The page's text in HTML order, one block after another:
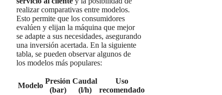
realizar comparativas entre modelos.
Esto permite que los consumidores
evalúen y elijan la máquina que mejor
se adapte a sus necesidades, asegurando
una inversión acertada. En la siguiente
tabla, se pueden observar algunos de
los modelos más populares:
Modelo
Presión
(bar)
Caudal
(l/h)
Uso
recomendado